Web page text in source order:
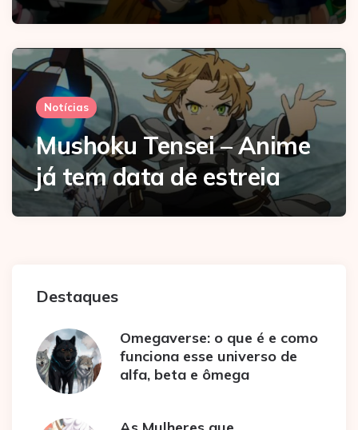
Notícias
Mushoku Tensei – Anime
já tem data de estreia
Destaques
Omegaverse: o que é e como
funciona esse universo de
alfa, beta e ômega